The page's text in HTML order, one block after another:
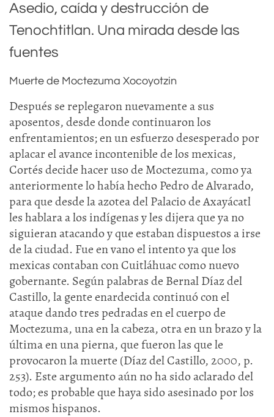
Asedio, caída y destrucción de
Tenochtitlan. Una mirada desde las
fuentes
Muerte de Moctezuma Xocoyotzin
Después se replegaron nuevamente a sus
aposentos, desde donde continuaron los
enfrentamientos; en un esfuerzo desesperado por
aplacar el avance incontenible de los mexicas,
Cortés decide hacer uso de Moctezuma, como ya
anteriormente lo había hecho Pedro de Alvarado,
para que desde la azotea del Palacio de Axayácatl
les hablara a los indígenas y les dijera que ya no
siguieran atacando y que estaban dispuestos a irse
de la ciudad. Fue en vano el intento ya que los
mexicas contaban con Cuitláhuac como nuevo
gobernante. Según palabras de Bernal Díaz del
Castillo, la gente enardecida continuó con el
ataque dando tres pedradas en el cuerpo de
Moctezuma, una en la cabeza, otra en un brazo y la
última en una pierna, que fueron las que le
provocaron la muerte (Díaz del Castillo, 2000, p.
253). Este argumento aún no ha sido aclarado del
todo; es probable que haya sido asesinado por los
mismos hispanos.